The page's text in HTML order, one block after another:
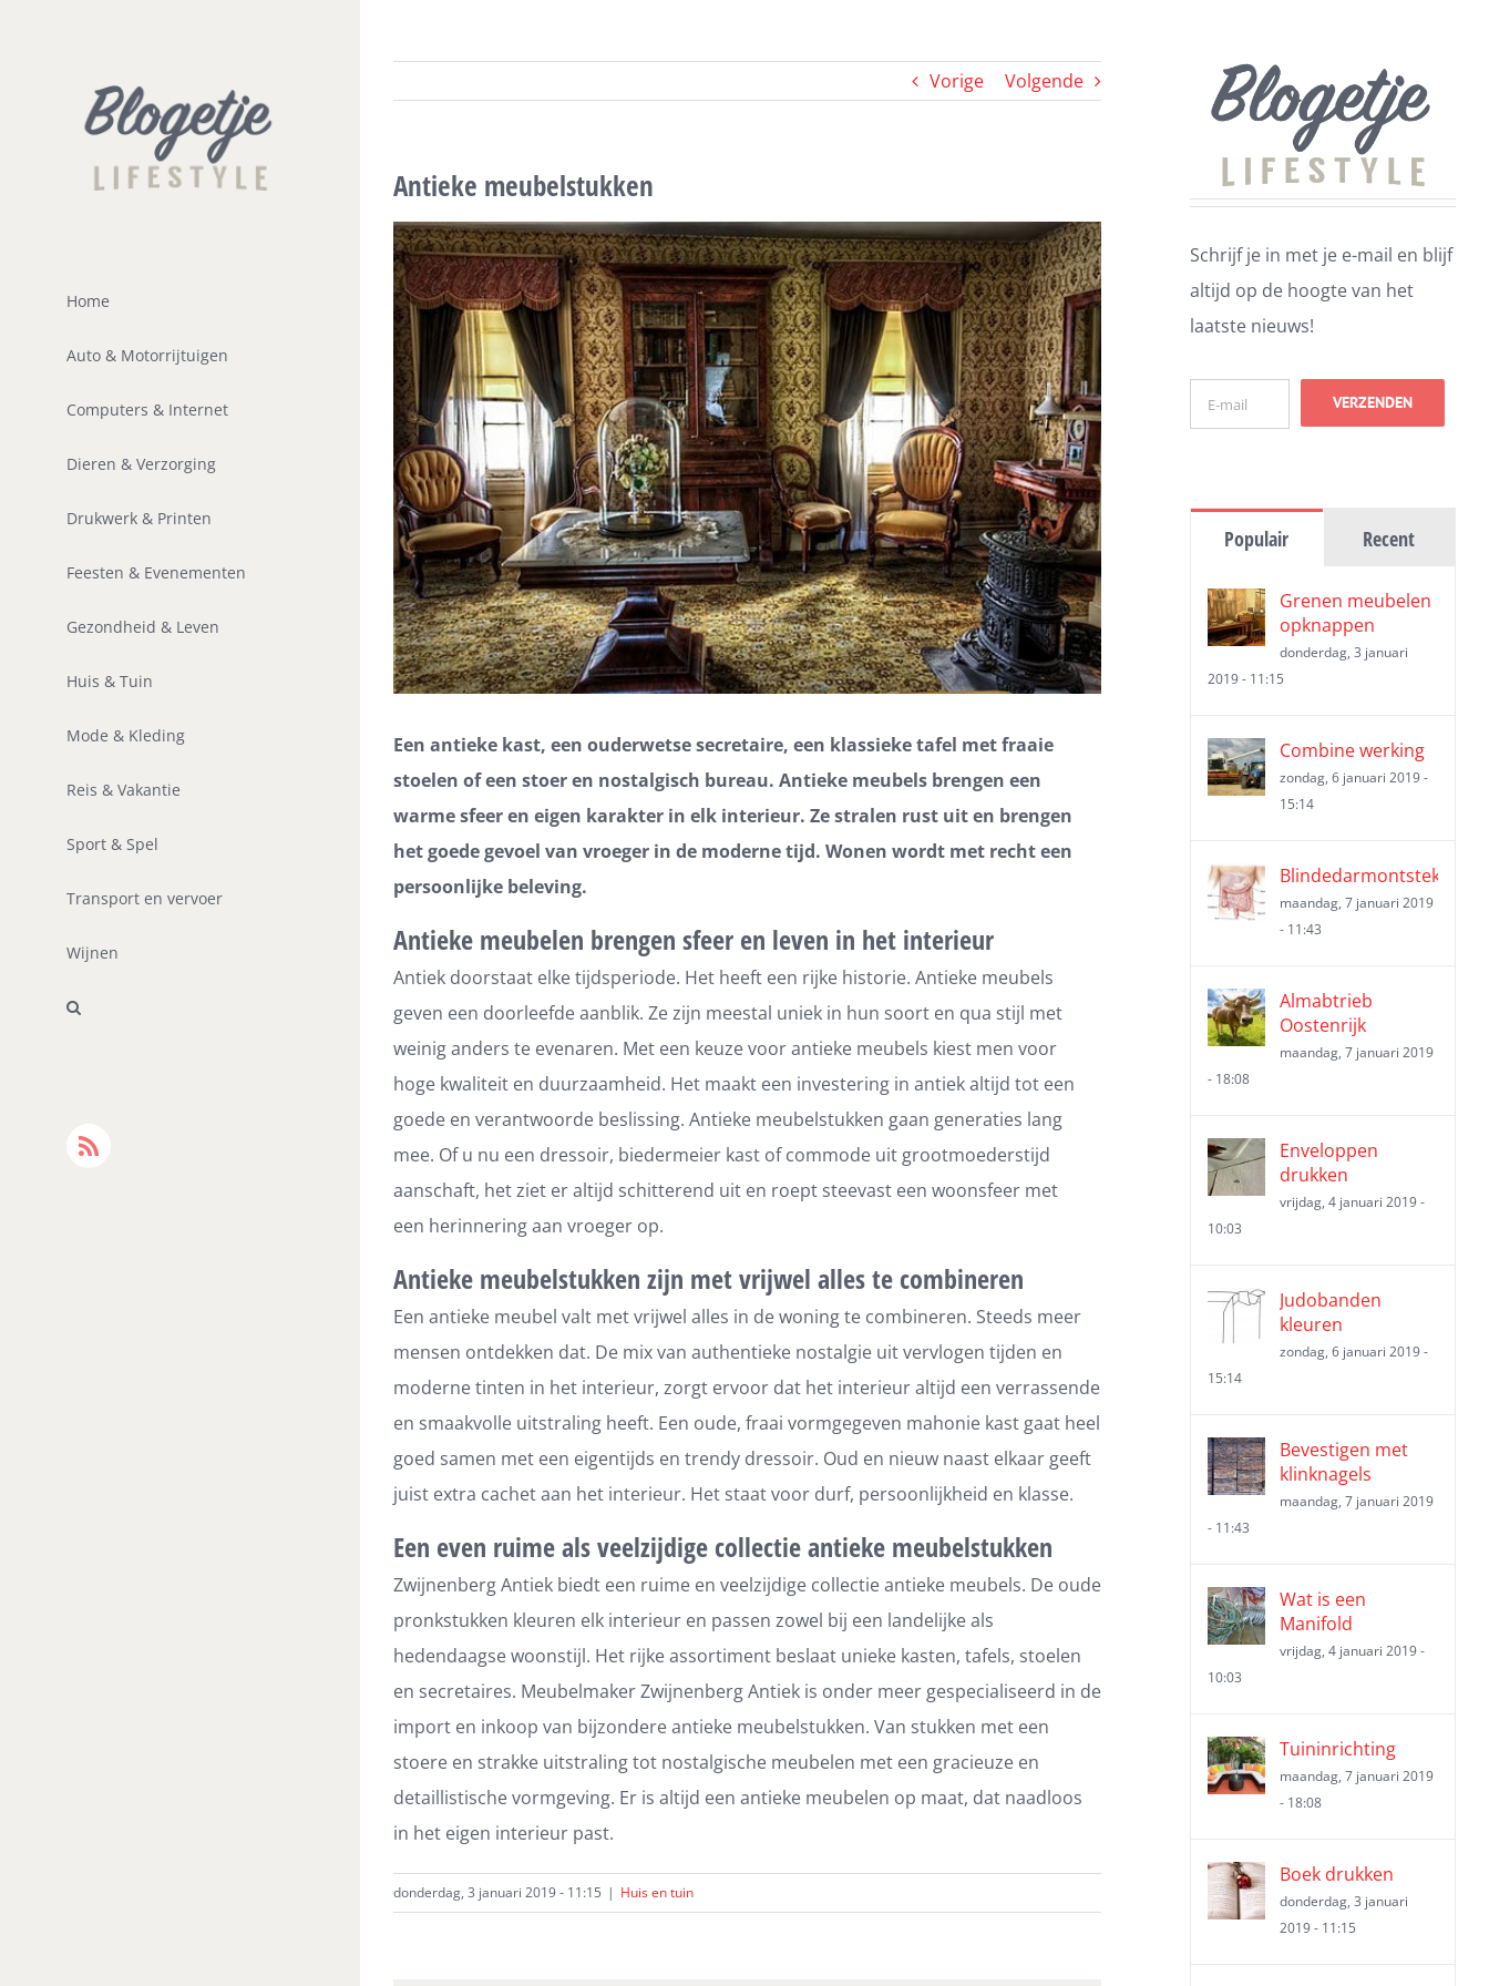
Home
Auto & Motorrijtuigen
Computers & Internet
Dieren & Verzorging
Drukwerk & Printen
Feesten & Evenementen
Gezondheid & Leven
Huis & Tuin
Mode & Kleding
Reis & Vakantie
Sport & Spel
Transport en vervoer
Wijnen
Rss
Vorige Volgende
Antieke meubelstukken
Een antieke kast, een ouderwetse secretaire, een klassieke tafel met fraaie
stoelen of een stoer en nostalgisch bureau. Antieke meubels brengen een
warme sfeer en eigen karakter in elk interieur. Ze stralen rust uit en brengen
het goede gevoel van vroeger in de moderne tijd. Wonen wordt met recht een
persoonlijke beleving.
Antieke meubelen brengen sfeer en leven in het interieur
Antiek doorstaat elke tijdsperiode. Het heeft een rijke historie. Antieke meubels
geven een doorleefde aanblik. Ze zijn meestal uniek in hun soort en qua stijl met
weinig anders te evenaren. Met een keuze voor antieke meubels kiest men voor
hoge kwaliteit en duurzaamheid. Het maakt een investering in antiek altijd tot een
goede en verantwoorde beslissing. Antieke meubelstukken gaan generaties lang
mee. Of u nu een dressoir, biedermeier kast of commode uit grootmoederstijd
aanschaft, het ziet er altijd schitterend uit en roept steevast een woonsfeer met
een herinnering aan vroeger op.
Antieke meubelstukken zijn met vrijwel alles te combineren
Een antieke meubel valt met vrijwel alles in de woning te combineren. Steeds meer
mensen ontdekken dat. De mix van authentieke nostalgie uit vervlogen tijden en
moderne tinten in het interieur, zorgt ervoor dat het interieur altijd een verrassende
en smaakvolle uitstraling heeft. Een oude, fraai vormgegeven mahonie kast gaat heel
goed samen met een eigentijds en trendy dressoir. Oud en nieuw naast elkaar geeft
juist extra cachet aan het interieur. Het staat voor durf, persoonlijkheid en klasse.
Een even ruime als veelzijdige collectie antieke meubelstukken
Zwijnenberg Antiek biedt een ruime en veelzijdige collectie antieke meubels. De oude
pronkstukken kleuren elk interieur en passen zowel bij een landelijke als
hedendaagse woonstijl. Het rijke assortiment beslaat unieke kasten, tafels, stoelen
en secretaires. Meubelmaker Zwijnenberg Antiek is onder meer gespecialiseerd in de
import en inkoop van bijzondere antieke meubelstukken. Van stukken met een
stoere en strakke uitstraling tot nostalgische meubelen met een gracieuze en
detaillistische vormgeving. Er is altijd een antieke meubelen op maat, dat naadloos
in het eigen interieur past.
donderdag, 3 januari 2019 - 11:15 | Huis en tuin
Schrijf je in met je e-mail en blijf
altijd op de hoogte van het
laatste nieuws!
Populair Recent
Grenen meubelen
opknappen
donderdag, 3 januari
2019 - 11:15
Combine werking
zondag, 6 januari 2019 -
15:14
Blindedarmontsteking
maandag, 7 januari 2019
- 11:43
Almabtrieb
Oostenrijk
maandag, 7 januari 2019
- 18:08
Enveloppen
drukken
vrijdag, 4 januari 2019 -
10:03
Judobanden
kleuren
zondag, 6 januari 2019 -
15:14
Bevestigen met
klinknagels
maandag, 7 januari 2019
- 11:43
Wat is een
Manifold
vrijdag, 4 januari 2019 -
10:03
Tuininrichting
maandag, 7 januari 2019
- 18:08
Boek drukken
donderdag, 3 januari
2019 - 11:15